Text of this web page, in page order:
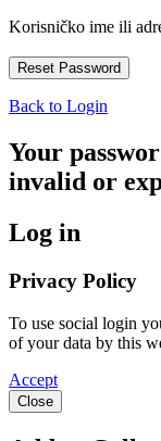
Korisničko ime ili
Back to Login
Your
invalid or
Log in
Privacy Policy
To use social login
of your data by this
Accept
Close